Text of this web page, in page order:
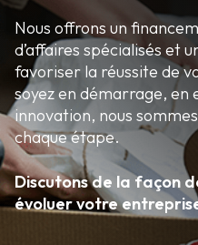
Nous offrons un
d’affaires spécialisés et
favoriser la réussite de
soyez en démarrage, en
innovation, nous
chaque étape.
Discutons de la façon
évoluer votre